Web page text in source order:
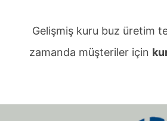
Gelişmiş kuru buz üretim
zamanda müşteriler için